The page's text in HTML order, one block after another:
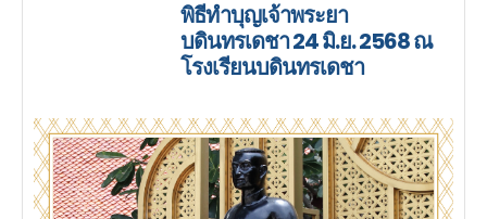
พิธีทำบุญเจ้าพระยา
บดินทรเดชา 24 มิ.ย. 2568 ณ
โรงเรียนบดินทรเดชา